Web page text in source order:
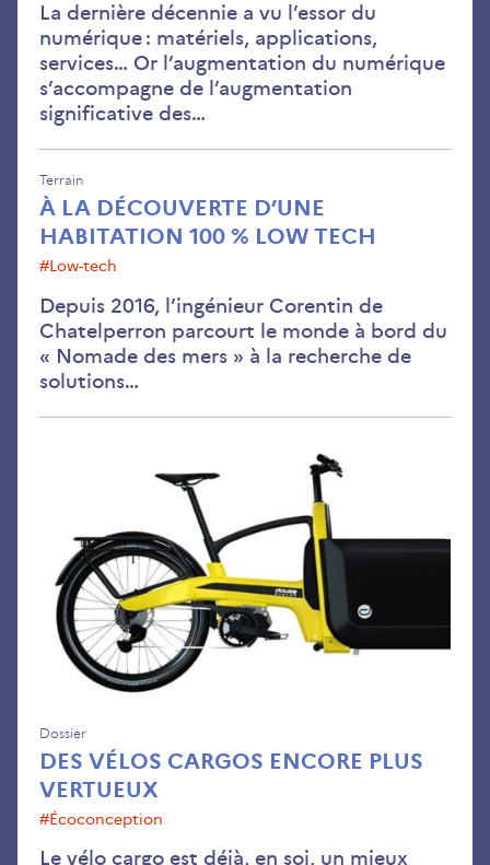
La dernière décennie a vu l’essor du
numérique : matériels, applications,
services… Or l’augmentation du numérique
s’accompagne de l’augmentation
significative des…
À LA DÉCOUVERTE D’UNE
HABITATION 100 % LOW TECH
Terrain
#low-tech
Depuis 2016, l’ingénieur Corentin de
Chatelperron parcourt le monde à bord du
« Nomade des mers » à la recherche de
solutions…
DES VÉLOS CARGOS ENCORE PLUS
VERTUEUX
Dossier
#écoconception
Le vélo cargo est déjà, en soi, un mieux